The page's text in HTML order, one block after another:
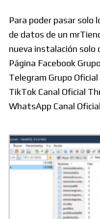
Para poder pasar solo
de datos de un
nueva instalación solo
Página Facebook
Telegram Grupo
TikTok Canal Oficial
WhatsApp Canal